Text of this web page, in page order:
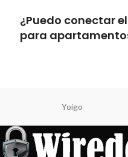
¿Puedo conectar
para
Yoigo